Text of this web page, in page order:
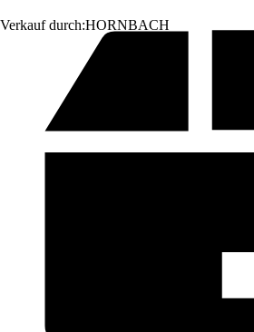
Verkauf durch:HORNBACH